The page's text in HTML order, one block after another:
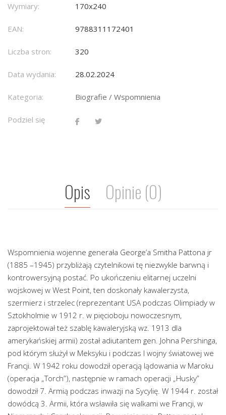
Wymiary: 170x240
EAN: 9788311172401
Liczba stron: 320
Data wydania: 28.02.2024
Kategoria: Biografie / Wspomnienia
Podziel się
Opis Opinie (0)
Wspomnienia wojenne generała George’a Smitha Pattona jr
(1885 –1945) przybliżają czytelnikowi tę niezwykle barwną i
kontrowersyjną postać. Po ukończeniu elitarnej uczelni
wojskowej w West Point, ten doskonały kawalerzysta,
szermierz i strzelec (reprezentant USA podczas Olimpiady w
Sztokholmie w 1912 r. w pięcioboju nowoczesnym,
zaprojektował też szablę kawaleryjską wz. 1913 dla
amerykańskiej armii) został adiutantem gen. Johna Pershinga,
pod którym służył w Meksyku i podczas I wojny światowej we
Francji. W 1942 roku dowodził operacją lądowania w Maroku
(operacja „Torch”), następnie w ramach operacji „Husky”
dowodził 7. Armią podczas inwazji na Sycylię. W 1944 r. został
dowódcą 3. Armii, która wsławiła się walkami we Francji, w